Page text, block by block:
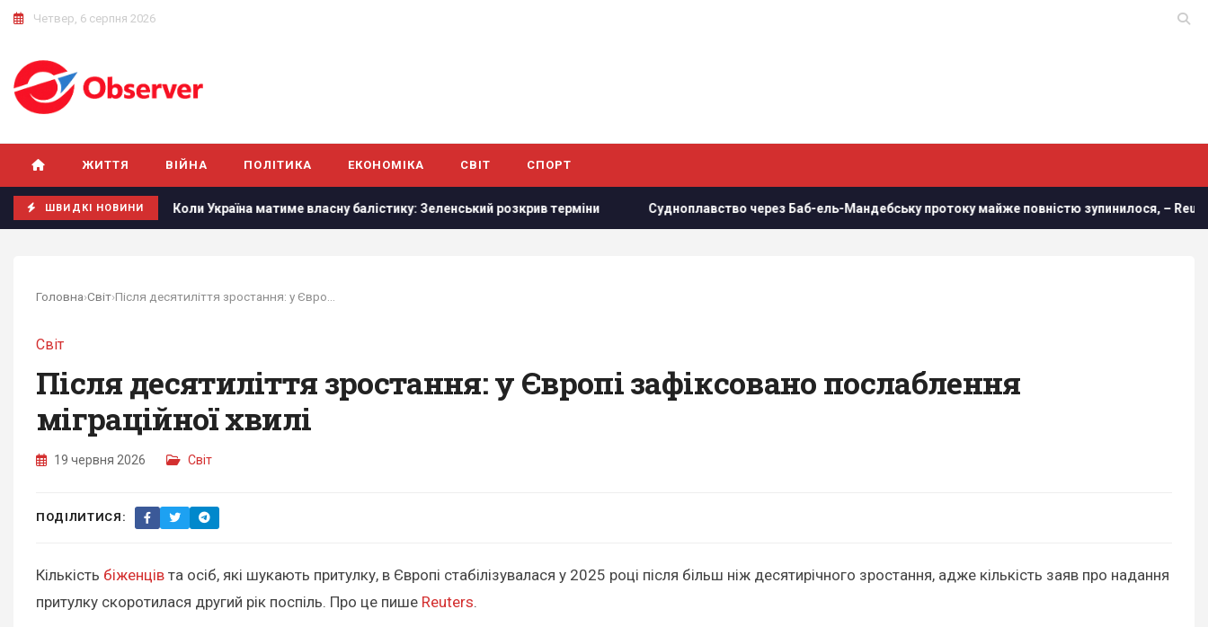
Четвер, 6 серпня 2026
ЖИТТЯ ВІЙНА ПОЛІТИКА ЕКОНОМІКА СВІТ СПОРТ
ШВИДКІ НОВИНИ
- ЗМІ Коли Україна матиме власну балістику: Зеленський розкрив терміни Судноплавство через Баб-ель-Мандебську протоку майже повністю зупинилося, – Reuters
Головна›Світ›
Світ
Після десятиліття зростання: у Європі зафіксовано послаблення
міграційної хвилі
19 червня 2026 Світ
ПОДІЛИТИСЯ:
Кількість біженців та осіб, які шукають притулку, в Європі стабілізувалася у 2025 році після більш ніж десятирічного зростання, адже кількість заяв про надання
притулку скоротилася другий рік поспіль. Про це пише Reuters.